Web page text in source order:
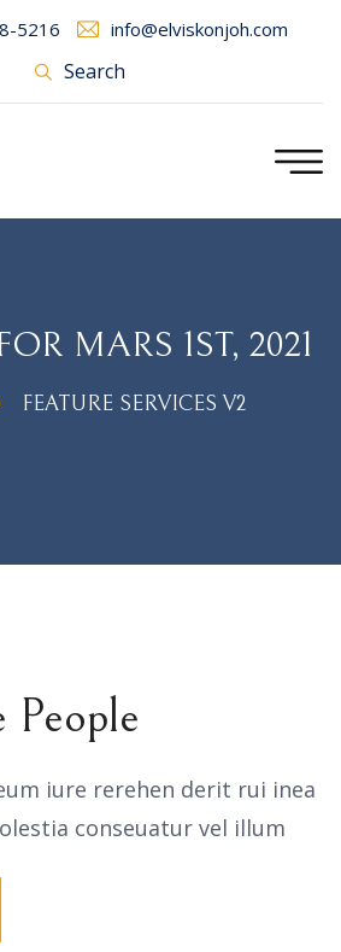
5216 info@elviskonjoh.com
Search
MARS 1ST, 2021
FEATURE SERVICES V2
People
iure rerehen derit rui inea
conseuatur vel illum